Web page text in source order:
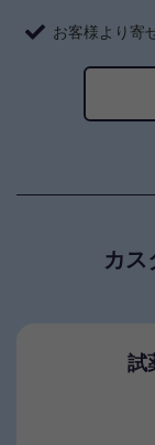
お客様より寄
カス
試